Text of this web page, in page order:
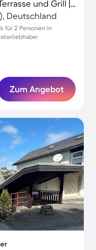
Ferienwohnung mit Garten, Terrasse und Grill | Bergblick
Deutschland
für 2 Personen in
Zum Angebot